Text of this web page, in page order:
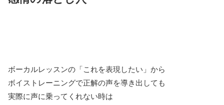
ボーカルレッスンの「これを表現したい」から
ボイストレーニングで正解の声を導き出しても
実際に声に乗ってくれない時は